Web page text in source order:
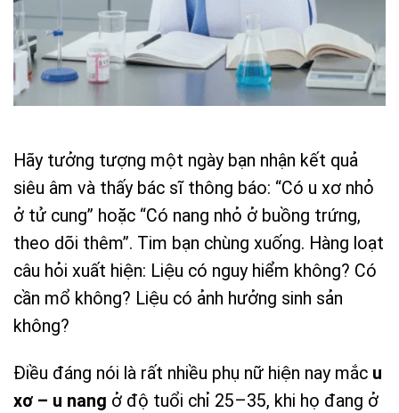
Hãy tưởng tượng một ngày bạn nhận kết quả
siêu âm và thấy bác sĩ thông báo: “Có u xơ nhỏ
ở tử cung” hoặc “Có nang nhỏ ở buồng trứng,
theo dõi thêm”. Tim bạn chùng xuống. Hàng loạt
câu hỏi xuất hiện: Liệu có nguy hiểm không? Có
cần mổ không? Liệu có ảnh hưởng sinh sản
không?
Điều đáng nói là rất nhiều phụ nữ hiện nay mắc u
xơ – u nang ở độ tuổi chỉ 25–35, khi họ đang ở